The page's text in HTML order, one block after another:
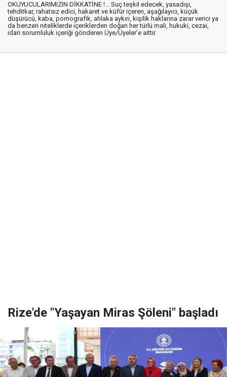
OKUYUCULARIMIZIN DİKKATİNE !... Suç teşkil edecek, yasadışı,
tehditkar, rahatsız edici, hakaret ve küfür içeren, aşağılayıcı, küçük
düşürücü, kaba, pornografik, ahlaka aykırı, kişilik haklarına zarar verici ya
da benzeri niteliklerde içeriklerden doğan her türlü mali, hukuki, cezai,
idari sorumluluk içeriği gönderen Üye/Üyeler’e aittir.
Rize'de "Yaşayan Miras Şöleni" başladı